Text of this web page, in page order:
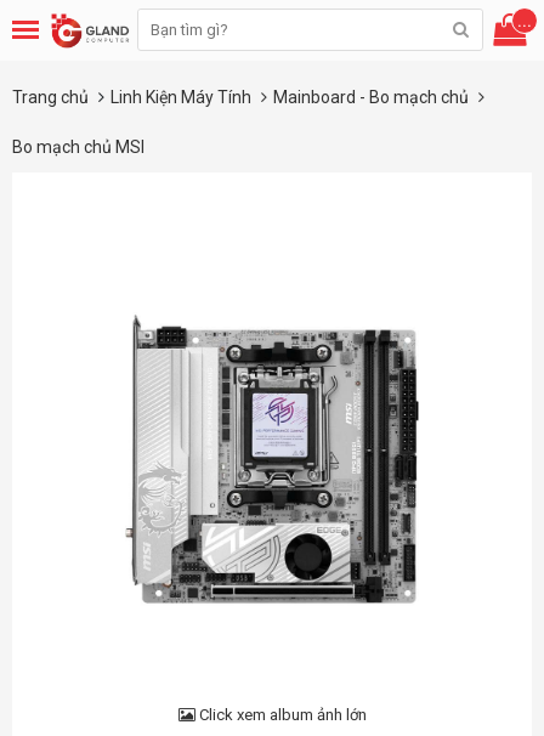
...
Trang chủ Linh Kiện Máy Tính Mainboard - Bo mạch chủ
Bo mạch chủ MSI
Click xem album ảnh lớn